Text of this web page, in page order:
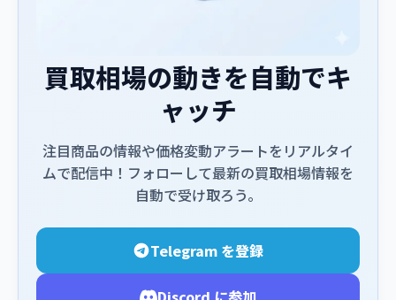
買取相場の動きを自動でキ
ャッチ
注目商品の情報や価格変動アラートをリアルタイ
ムで配信中！フォローして最新の買取相場情報を
自動で受け取ろう。
Telegram を登録